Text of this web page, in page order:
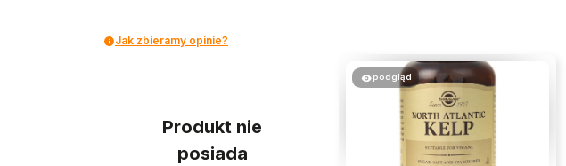
Jak zbieramy opinie?
Produkt nie
posiada
podgląd